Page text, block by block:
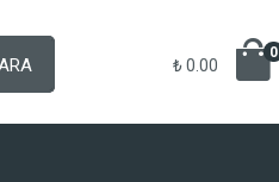
₺ 0.00
0